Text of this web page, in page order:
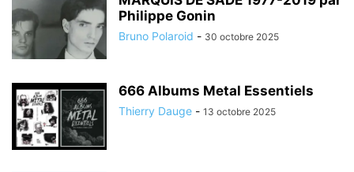
Philippe Gonin
Bruno Polaroid - 30 octobre 2025
666 Albums Metal Essentiels
Thierry Dauge - 13 octobre 2025